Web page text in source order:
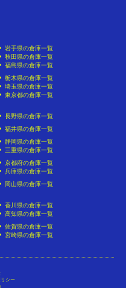
岩手県の倉庫一覧
秋田県の倉庫一覧
福島県の倉庫一覧
栃木県の倉庫一覧
埼玉県の倉庫一覧
東京都の倉庫一覧
長野県の倉庫一覧
福井県の倉庫一覧
静岡県の倉庫一覧
三重県の倉庫一覧
京都府の倉庫一覧
兵庫県の倉庫一覧
岡山県の倉庫一覧
香川県の倉庫一覧
高知県の倉庫一覧
佐賀県の倉庫一覧
宮崎県の倉庫一覧
シー